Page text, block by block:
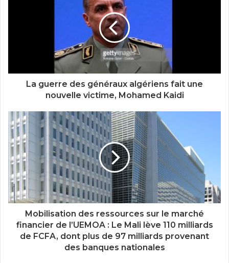
La guerre des généraux algériens fait une
nouvelle victime, Mohamed Kaidi
Mobilisation des ressources sur le marché
financier de l’UEMOA : Le Mali lève 110 milliards
de FCFA, dont plus de 97 milliards provenant
des banques nationales